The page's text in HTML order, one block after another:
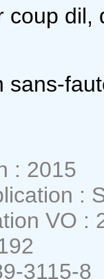
sans-
: 2015
:
VO :
3115-8